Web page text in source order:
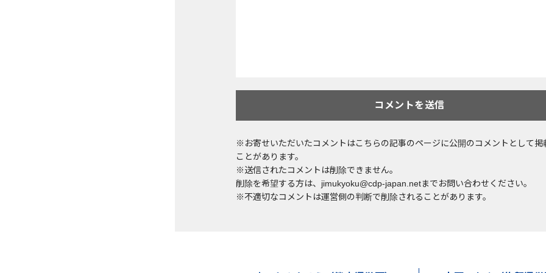
※お寄せいただいたコメントはこちらの記事のページに公開のコメントとして掲
ことがあります。
※送信されたコメントは削除できません。
削除を希望する方は、jimukyoku@cdp-japan.netまでお問い合わせください。
※不適切なコメントは運営側の判断で削除されることがあります。